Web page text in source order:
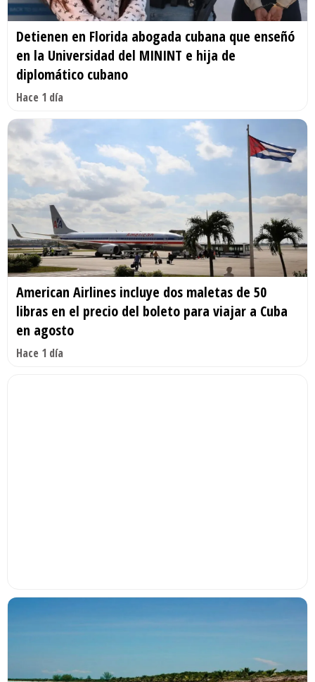
Detienen en Florida abogada cubana que enseñó
en la Universidad del MININT e hija de
diplomático cubano
Hace 1 día
American Airlines incluye dos maletas de 50
libras en el precio del boleto para viajar a Cuba
en agosto
Hace 1 día